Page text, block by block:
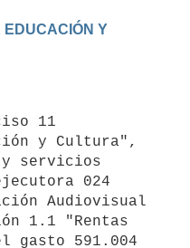
EDUCACIÓN Y
y Cultura",
y servicios
024
Audiovisual
1.1 "Rentas
gasto 591.004